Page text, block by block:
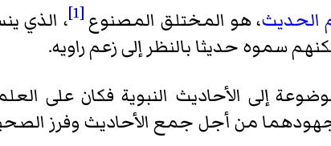
الحديث، هو المختلق المصنوع [1] ، الذي
سموه حديثا بالنظر إلى زعم راويه.
إلى الأحاديث النبوية فكان على
من أجل جمع الأحاديث وفرز